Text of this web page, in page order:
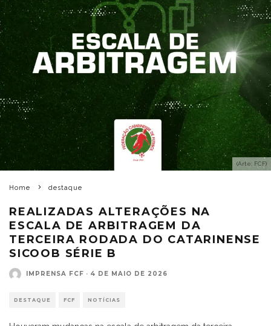
(Arte: FCF)
Home destaque
REALIZADAS ALTERAÇÕES NA
ESCALA DE ARBITRAGEM DA
TERCEIRA RODADA DO CATARINENSE
SICOOB SÉRIE B
IMPRENSA FCF · 4 DE MAIO DE 2026
DESTAQUE FCF NOTÍCIAS